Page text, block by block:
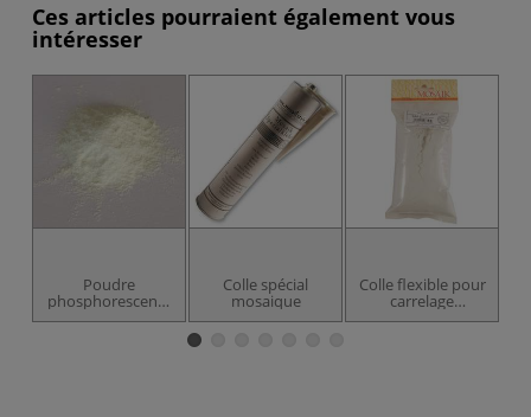
Ces articles pourraient également vous
intéresser
Poudre
phosphorescente
pour joints
Colle spécial
mosaique
Colle flexible pour
carrelage
mosaïque, sachet